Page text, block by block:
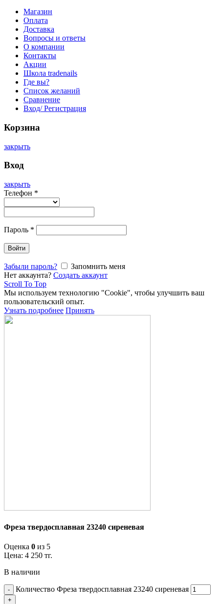
Магазин
Оплата
Доставка
Вопросы и ответы
О компании
Контакты
Акции
Школа tradenails
Где вы?
Список желаний
Сравнение
Вход/ Регистрация
Корзина
закрыть
Вход
закрыть
Телефон *
Пароль *
Войти
Забыли пароль?
Запомнить меня
Нет аккаунта? Создать аккаунт
Scroll To Top
Мы используем технологию "Cookie", чтобы улучшить ваш
пользовательский опыт.
Узнать подробнее Принять
Фреза твердосплавная 23240 сиреневая
Оценка 0 из 5
Цена: 4 250 тг.
В наличии
Количество Фреза твердосплавная 23240 сиреневая